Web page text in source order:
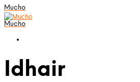
Mucho
Mucho
Idhair